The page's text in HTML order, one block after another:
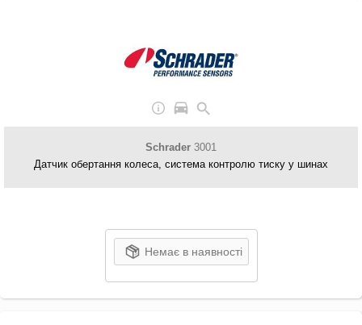
Schrader 3001
Датчик обертання колеса, система контролю тиску у шинах
Немає в наявності